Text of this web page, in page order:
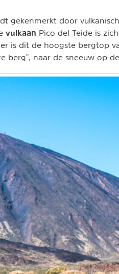
gekenmerkt door
vulkaan Pico del Teide is
is dit de hoogste bergtop
berg", naar de sneeuw op